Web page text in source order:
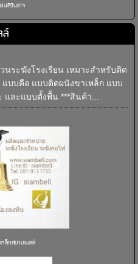
ยนสีวินเทจ
ล์
ระฆังโรงเรียน เหมาะสำหรับติด
แบบคือ แบบติดผนังขาเหล็ก แบบ
และแบบตั้งพื้น ***สินค้า...
หล็กสยามเบลล์